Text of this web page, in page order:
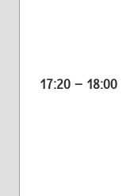
17:20 – 18:00